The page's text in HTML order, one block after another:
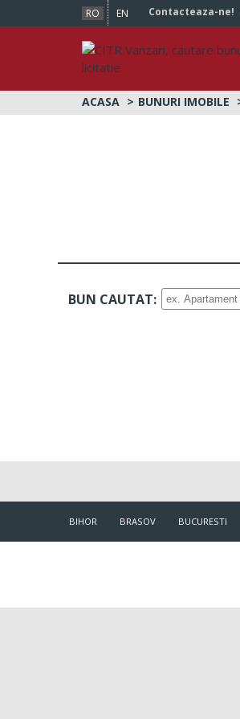
RO EN Contacteaza-ne!
ACASA BUNURI IMOBILE
BUN CAUTAT:
BIHOR BRASOV BUCURESTI